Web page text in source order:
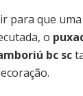
para que
o
bc sc